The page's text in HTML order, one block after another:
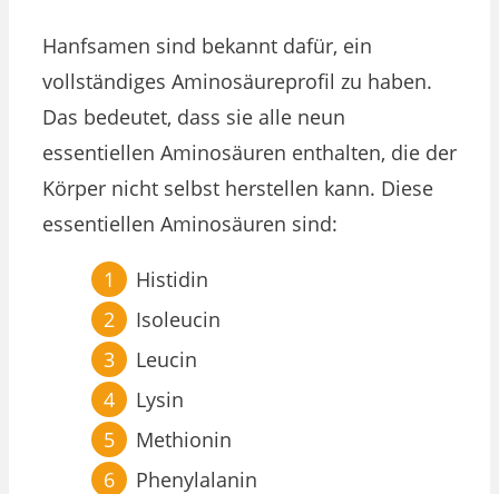
Hanfsamen sind bekannt dafür, ein
vollständiges Aminosäureprofil zu haben.
Das bedeutet, dass sie alle neun
essentiellen Aminosäuren enthalten, die der
Körper nicht selbst herstellen kann. Diese
essentiellen Aminosäuren sind:
Histidin
Isoleucin
Leucin
Lysin
Methionin
Phenylalanin